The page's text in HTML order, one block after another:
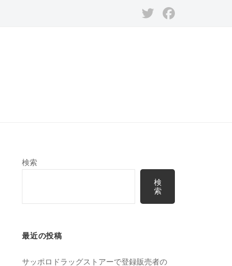
TwitterFacebook
検索
検
索
最近の投稿
サッポロドラッグストアーで登録販売者の